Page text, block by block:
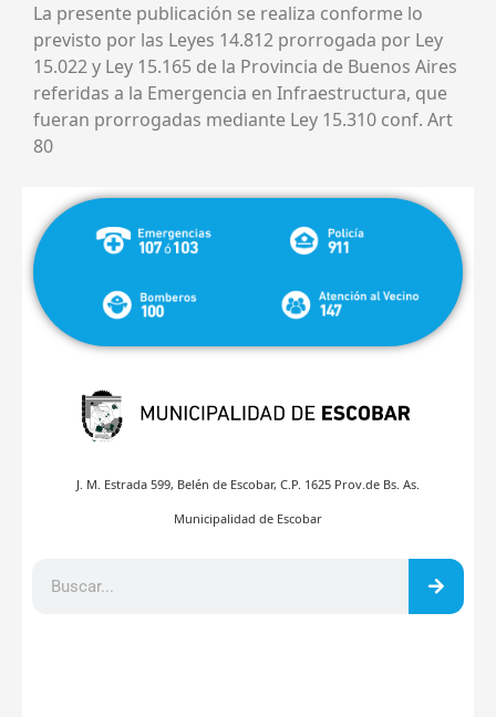
La presente publicación se realiza conforme lo
previsto por las Leyes 14.812 prorrogada por Ley
15.022 y Ley 15.165 de la Provincia de Buenos Aires
referidas a la Emergencia en Infraestructura, que
fueran prorrogadas mediante Ley 15.310 conf. Art
80
J. M. Estrada 599, Belén de Escobar, C.P. 1625 Prov.de Bs. As.
Municipalidad de Escobar